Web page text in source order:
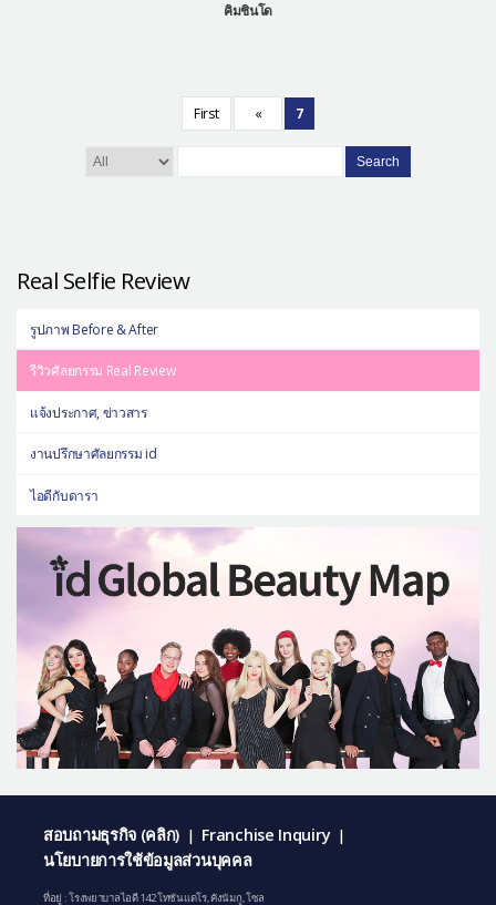
คิมชินโด
First « 7
Search
Real Selfie Review
รูปภาพ Before & After
รีวิวศัลยกรรม Real Review
แจ้งประกาศ, ข่าวสาร
งานปรึกษาศัลยกรรม id
ไอดีกับดารา
สอบถามธุรกิจ (คลิก) | Franchise Inquiry |
นโยบายการใช้ข้อมูลส่วนบุคคล
ที่อยู่ : โรงพยาบาลไอดี 142 โทซันแดโร, คังนัมกู, โซล